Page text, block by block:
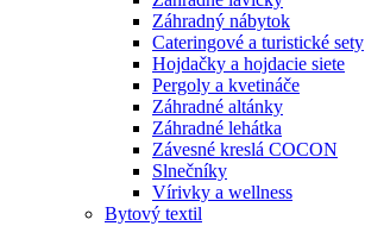
Záhradný nábytok
Cateringové a turistické sety
Hojdačky a hojdacie siete
Pergoly a kvetináče
Záhradné altánky
Záhradné lehátka
Závesné kreslá COCON
Slnečníky
Vírivky a wellness
Bytový textil